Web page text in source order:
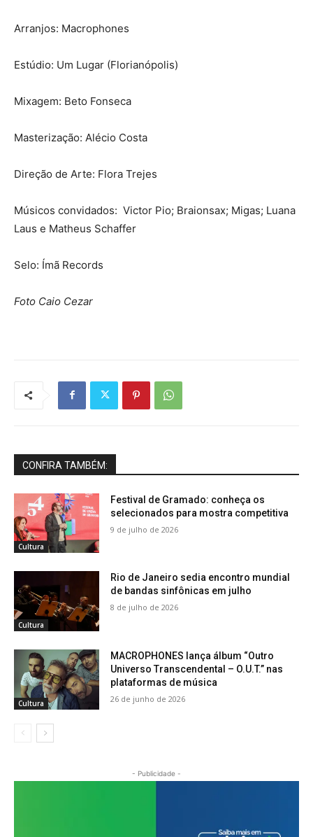
Arranjos: Macrophones
Estúdio: Um Lugar (Florianópolis)
Mixagem: Beto Fonseca
Masterização: Alécio Costa
Direção de Arte: Flora Trejes
Músicos convidados: Victor Pio; Braionsax; Migas; Luana
Laus e Matheus Schaffer
Selo: Ímã Records
Foto Caio Cezar
CONFIRA TAMBÉM:
Cultura
Festival de Gramado: conheça os
selecionados para mostra competitiva
9 de julho de 2026
Cultura
Rio de Janeiro sedia encontro mundial
de bandas sinfônicas em julho
8 de julho de 2026
Cultura
MACROPHONES lança álbum “Outro
Universo Transcendental – O.U.T.” nas
plataformas de música
26 de junho de 2026
- Publicidade -